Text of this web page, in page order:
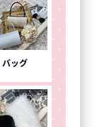
バッグ